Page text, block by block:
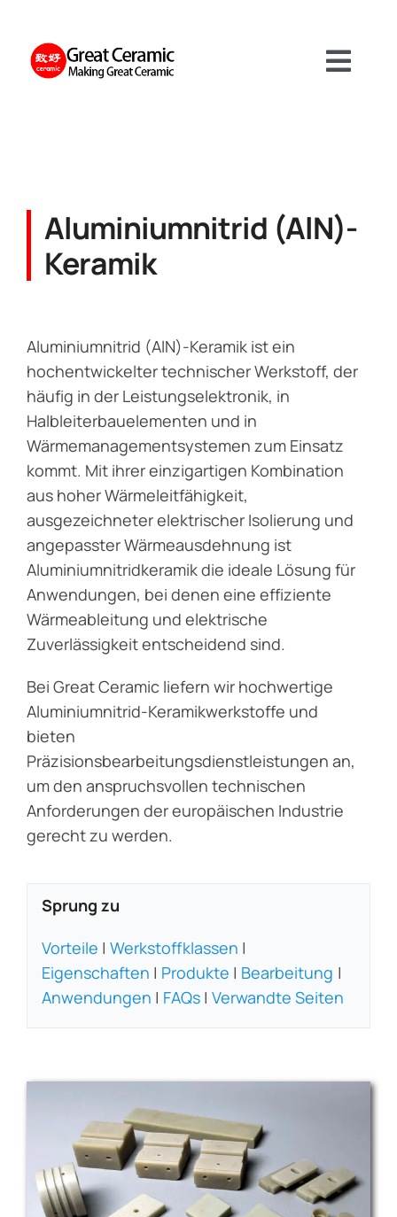
content
Blog
Kontakt
Get Instant Quote
Aluminiumnitrid (AlN)-
Keramik
Aluminiumnitrid (AlN)-Keramik ist ein
hochentwickelter technischer Werkstoff, der
häufig in der Leistungselektronik, in
Halbleiterbauelementen und in
Wärmemanagementsystemen zum Einsatz
kommt. Mit ihrer einzigartigen Kombination
aus hoher Wärmeleitfähigkeit,
ausgezeichneter elektrischer Isolierung und
angepasster Wärmeausdehnung ist
Aluminiumnitridkeramik die ideale Lösung für
Anwendungen, bei denen eine effiziente
Wärmeableitung und elektrische
Zuverlässigkeit entscheidend sind.
Bei Great Ceramic liefern wir hochwertige
Aluminiumnitrid-Keramikwerkstoffe und
bieten
Präzisionsbearbeitungsdienstleistungen an,
um den anspruchsvollen technischen
Anforderungen der europäischen Industrie
gerecht zu werden.
Sprung zu
Vorteile |Werkstoffklassen |
Eigenschaften | Produkte | Bearbeitung |
Anwendungen | FAQs |Verwandte Seiten